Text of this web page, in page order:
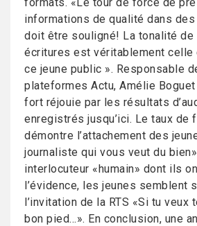
informations de qualité dans
doit être souligné! La tonalité de
écritures est véritablement celle
ce jeune public ». Responsable
plateformes Actu, Amélie
fort réjouie par les résultats
enregistrés jusqu’ici. Le taux de
démontre l’attachement des
journaliste qui vous veut du
interlocuteur «humain» dont ils
l’évidence, les jeunes semblent
l’invitation de la RTS «Si tu veux
bon pied…». En conclusion, une